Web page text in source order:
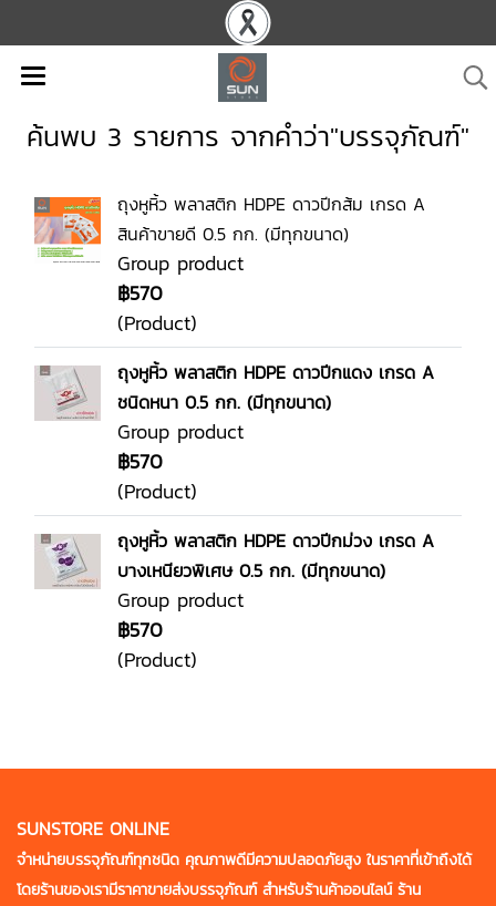
ค้นพบ 3 รายการ จากคำว่า"บรรจุภัณฑ์"
ถุงหูหิ้ว พลาสติก HDPE ดาวปีกส้ม เกรด A
สินค้าขายดี 0.5 กก. (มีทุกขนาด)
Group product
฿570
(Product)
ถุงหูหิ้ว พลาสติก HDPE ดาวปีกแดง เกรด A
ชนิดหนา 0.5 กก. (มีทุกขนาด)
Group product
฿570
(Product)
ถุงหูหิ้ว พลาสติก HDPE ดาวปีกม่วง เกรด A
บางเหนียวพิเศษ 0.5 กก. (มีทุกขนาด)
Group product
฿570
(Product)
SUNSTORE ONLINE
จำหน่ายบรรจุภัณฑ์ทุกชนิด คุณภาพดีมีความปลอดภัยสูง ในราคาที่เข้าถึงได้
โดยร้านของเรามีราคาขายส่งบรรจุภัณฑ์สำหรับร้านค้าออนไลน์ ร้าน